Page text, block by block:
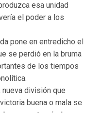
esa unidad
el poder a los
pone en entredicho el
se perdió en la bruma
de los tiempos
división que
buena o mala se